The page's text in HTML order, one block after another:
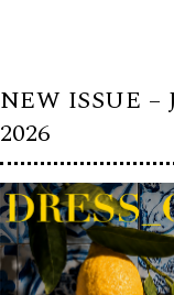
NEW ISSUE –
2026